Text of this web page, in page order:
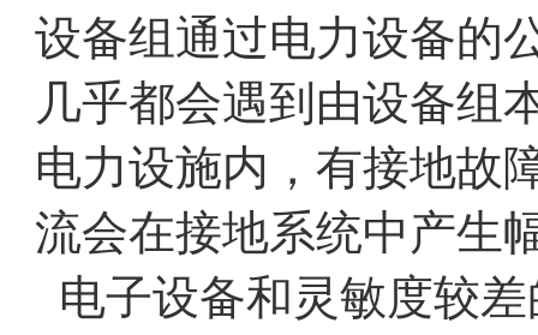
设备组通过电力设备的
几乎都会遇到由设备组
电力设施内，有接地故
流会在接地系统中产生
电子设备和灵敏度较